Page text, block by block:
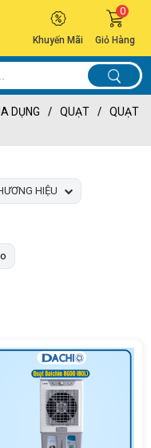
Khuyến Mãi Giỏ Hàng
0
DỤNG / QUẠT /
QUẠT
HIỆU